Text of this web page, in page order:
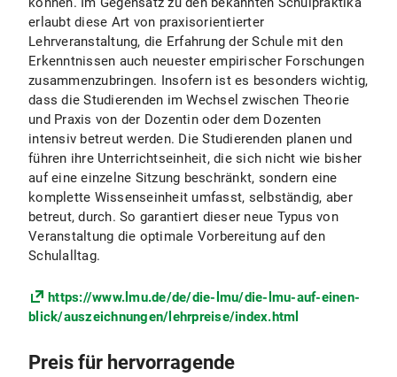
erlaubt diese Art von praxisorientierter
Lehrveranstaltung, die Erfahrung der Schule mit den
Erkenntnissen auch neuester empirischer Forschungen
zusammenzubringen. Insofern ist es besonders wichtig,
dass die Studierenden im Wechsel zwischen Theorie
und Praxis von der Dozentin oder dem Dozenten
intensiv betreut werden. Die Studierenden planen und
führen ihre Unterrichtseinheit, die sich nicht wie bisher
auf eine einzelne Sitzung beschränkt, sondern eine
komplette Wissenseinheit umfasst, selbständig, aber
betreut, durch. So garantiert dieser neue Typus von
Veranstaltung die optimale Vorbereitung auf den
Schulalltag.
https://www.lmu.de/de/die-lmu/die-lmu-auf-einen-
blick/auszeichnungen/lehrpreise/index.html
Preis für hervorragende